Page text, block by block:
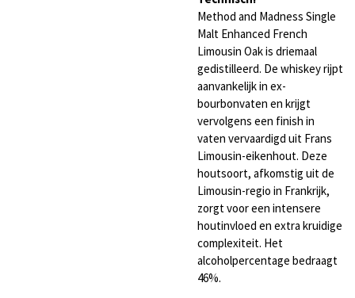
Method and Madness Single
Malt Enhanced French
Limousin Oak is driemaal
gedistilleerd. De whiskey rijpt
aanvankelijk in ex-
bourbonvaten en krijgt
vervolgens een finish in
vaten vervaardigd uit Frans
Limousin-eikenhout. Deze
houtsoort, afkomstig uit de
Limousin-regio in Frankrijk,
zorgt voor een intensere
houtinvloed en extra kruidige
complexiteit. Het
alcoholpercentage bedraagt
46%.